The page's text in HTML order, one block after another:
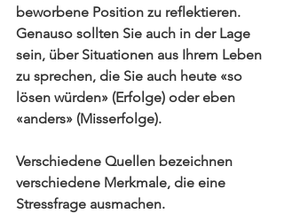
beworbene Position zu reflektieren.
Genauso sollten Sie auch in der Lage
sein, über Situationen aus Ihrem Leben
zu sprechen, die Sie auch heute «so
lösen würden» (Erfolge) oder eben
«anders» (Misserfolge).
Verschiedene Quellen bezeichnen
verschiedene Merkmale, die eine
Stressfrage ausmachen.